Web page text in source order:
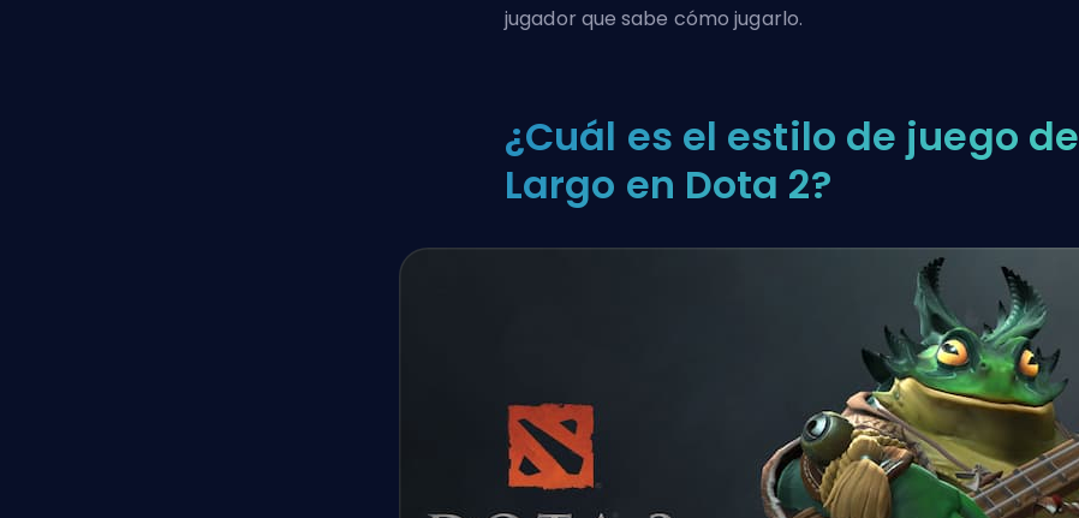
jugador que sabe cómo jugarlo.
¿Cuál es el estilo de juego de
Largo en Dota 2?